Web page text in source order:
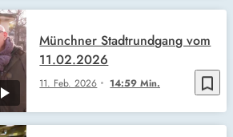
bookmark_border
11. Feb. 2026 14:59 Min.
Münchner Stadtrundgang vom
11.02.2026